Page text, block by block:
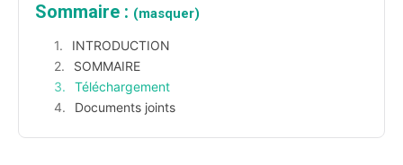
Sommaire : (masquer)
INTRODUCTION
SOMMAIRE
Téléchargement
Documents joints